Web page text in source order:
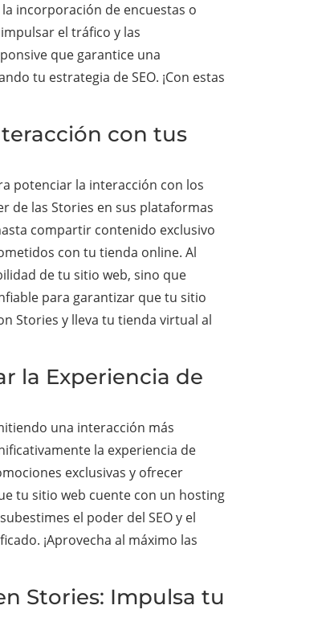
incorporación de encuestas o
el tráfico y las
que garantice una
tu estrategia de SEO. ¡Con estas
con tus
potenciar la interacción con los
de las Stories en sus plataformas
compartir contenido exclusivo
con tu tienda online. Al
de tu sitio web, sino que
para garantizar que tu sitio
Stories y lleva tu tienda virtual al
la Experiencia de
una interacción más
la experiencia de
exclusivas y ofrecer
tu sitio web cuente con un hosting
el poder del SEO y el
¡Aprovecha al máximo las
Stories: Impulsa tu